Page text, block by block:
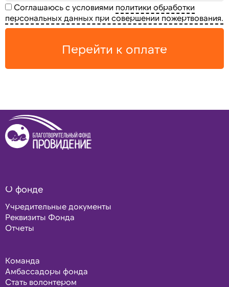
Соглашаюсь с условиями политики обработки
персональных данных при совершении пожертвования.
Перейти к оплате
О фонде
Учредительные документы
Реквизиты Фонда
Отчеты
Команда
Амбассадоры фонда
Стать волонтером